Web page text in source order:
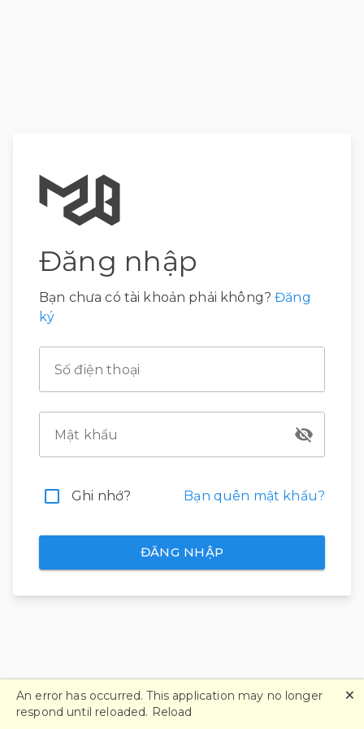
Đăng nhập
Bạn chưa có tài khoản phải không?Đăng
ký
Số điện thoại
Mật khẩu
Ghi nhớ? Bạn quên mật khẩu?
ĐĂNG NHẬP
An error has occurred. This application may no longer
respond until reloaded. Reload
🗙